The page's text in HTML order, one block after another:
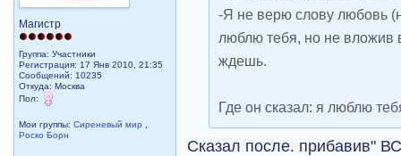
Магистр
Группа: Участники
Регистрация: 17 Янв 2010, 21:35
Сообщений: 10235
Откуда: Москва
Пол:
Мои группы:Сиреневый мир
Роско Борн
-Я не верю слову любовь
люблю тебя, но не вложив
ждешь.
Где он сказал: я люблю
Сказал после. прибавив"